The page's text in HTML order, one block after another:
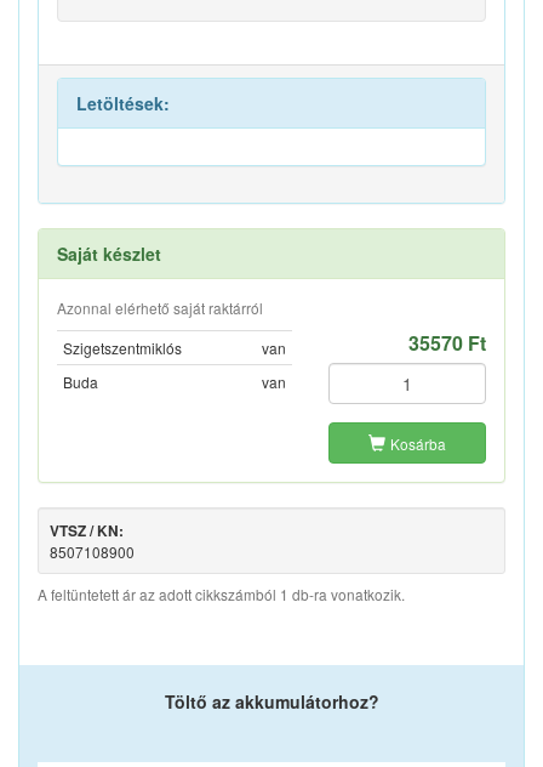
Letöltések:
Saját készlet
Azonnal elérhető saját raktárról
Szigetszentmiklós
van
Buda
van
35570 Ft
Kosárba
VTSZ / KN:
8507108900
A feltüntetett ár az adott cikkszámból 1 db-ra vonatkozik.
Töltő az akkumulátorhoz?